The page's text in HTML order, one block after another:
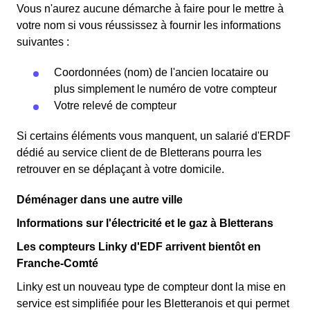
Vous n'aurez aucune démarche à faire pour le mettre à
votre nom si vous réussissez à fournir les informations
suivantes :
Coordonnées (nom) de l'ancien locataire ou
plus simplement le numéro de votre compteur
Votre relevé de compteur
Si certains éléments vous manquent, un salarié d'ERDF
dédié au service client de de Bletterans pourra les
retrouver en se déplaçant à votre domicile.
Déménager dans une autre ville
Informations sur l'électricité et le gaz à Bletterans
Les compteurs Linky d'EDF arrivent bientôt en
Franche-Comté
Linky est un nouveau type de compteur dont la mise en
service est simplifiée pour les Bletteranois et qui permet